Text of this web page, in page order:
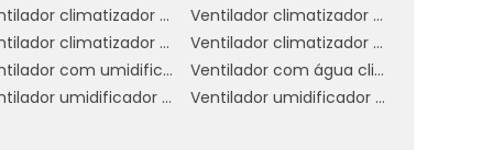
Ventilador climatizador de coluna
Ventilador climatizador de parede
Ventilador climatizador umidificador parede industrial
Ventilador climatizador água
Ventilador com umidificador industrial
Ventilador com água climatizador
Ventilador umidificador climatizador de ar com água
Ventilador umidificador de ar industrial